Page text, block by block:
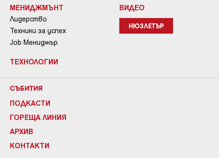
МЕНИДЖМЪНТ
Лидерство
Техники за успех
Job Мениджър
ТЕХНОЛОГИИ
ВИДЕО
НЮЗЛЕТЪР
СЪБИТИЯ
ПОДКАСТИ
ГОРЕЩА ЛИНИЯ
АРХИВ
КОНТАКТИ